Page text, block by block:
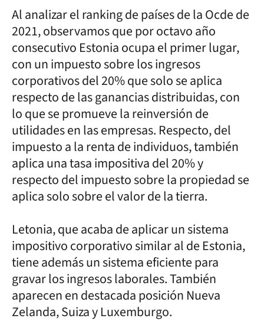
Al analizar el ranking de países de la Ocde de
2021, observamos que por octavo año
consecutivo Estonia ocupa el primer lugar,
con un impuesto sobre los ingresos
corporativos del 20% que solo se aplica
respecto de las ganancias distribuidas, con
lo que se promueve la reinversión de
utilidades en las empresas. Respecto, del
impuesto a la renta de individuos, también
aplica una tasa impositiva del 20% y
respecto del impuesto sobre la propiedad se
aplica solo sobre el valor de la tierra.
Letonia, que acaba de aplicar un sistema
impositivo corporativo similar al de Estonia,
tiene además un sistema eficiente para
gravar los ingresos laborales. También
aparecen en destacada posición Nueva
Zelanda, Suiza y Luxemburgo.